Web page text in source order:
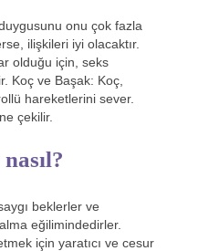
onu çok fazla
ilişkileri iyi olacaktır.
olduğu için, seks
Koç ve Başak: Koç,
hareketlerini sever.
çekilir.
beklerler ve
eğilimindedirler.
için yaratıcı ve cesur